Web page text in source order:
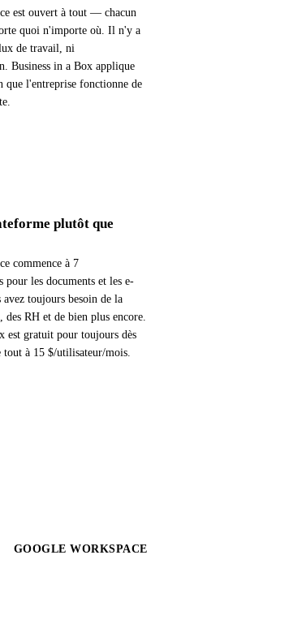
est ouvert à tout — chacun
quoi n'importe où. Il n'y a
de travail, ni
Business in a Box applique
que l'entreprise fonctionne de
plutôt que
commence à 7
pour les documents et les e-
toujours besoin de la
des RH et de bien plus encore.
est gratuit pour toujours dès
à 15 $/utilisateur/mois.
GOOGLE WORKSPACE